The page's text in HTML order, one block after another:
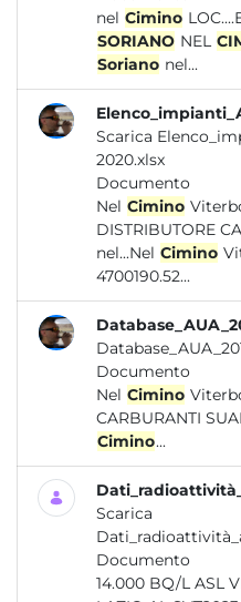
nel Cimino
SORIANO NEL
Soriano nel...
Scarica
2020.xlsx
Documento
Nel Cimino
DISTRIBUTORE
nel...Nel Cimino
4700190.52...
Documento
Nel Cimino
CARBURANTI
Cimino...
Scarica
Documento
14.000 BQ/L ASL